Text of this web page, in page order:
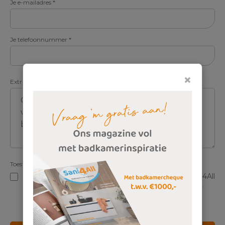
×
Je e-mailadres *
Je telefoonnummer *
Extra informatie over wensen, afmetingen, montage en budget
Ja, ik ga akkoord met de voorwaarden en geef Sani4All
toestemming om mijn gegevens op te slaan.
Meer
informatie
Toestemming